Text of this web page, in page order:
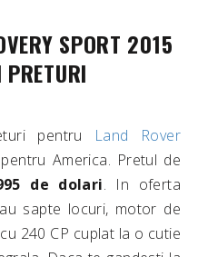
SPORT 2015
pentru Land Rover
America. Pretul de
de dolari. In oferta
sapte locuri, motor de
240 CP cuplat la o cutie